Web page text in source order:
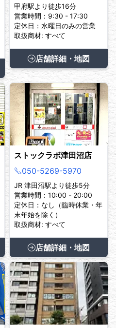
甲府駅より徒歩16分
営業時間：9:30 - 17:30
定休日：水曜日のみの営業
取扱商材: すべて
店舗詳細・地図
ストックラボ津田沼店
050-5269-5970
JR 津田沼駅より徒歩5分
営業時間：10:00 - 20:00
定休日：なし（臨時休業・年
末年始を除く）
取扱商材: すべて
店舗詳細・地図